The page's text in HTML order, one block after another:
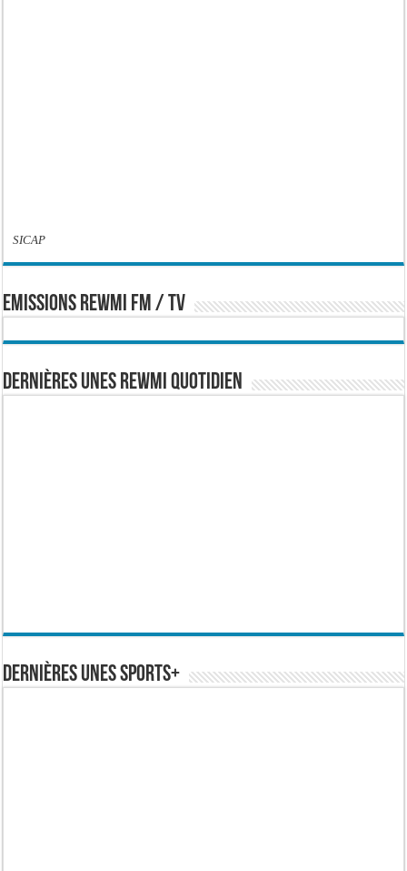
SICAP
EMISSIONS REWMI FM / TV
Dernières Unes Rewmi Quotidien
Dernières Unes Sports+